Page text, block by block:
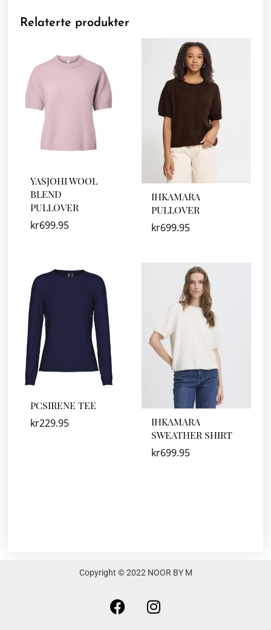
Relaterte produkter
YASJOHI WOOL
BLEND
PULLOVER
kr699.95
IHKAMARA
PULLOVER
kr699.95
PCSIRENE TEE
kr229.95
IHKAMARA
SWEATHER SHIRT
kr699.95
Copyright © 2022 NOOR BY M
F
a
I
n